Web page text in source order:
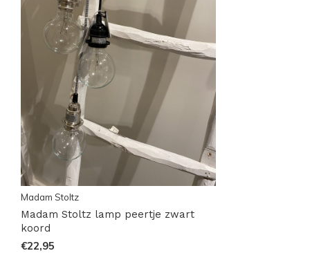
Madam Stoltz
Madam Stoltz lamp peertje zwart
koord
€22,95